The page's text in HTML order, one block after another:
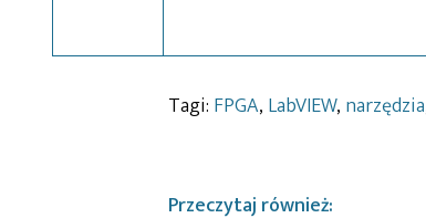
Tagi: FPGA, LabVIEW, narzędzia
Przeczytaj również: